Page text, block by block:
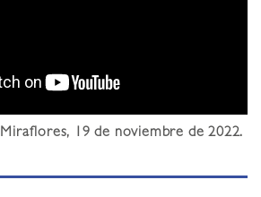
Miraflores, 19 de noviembre de 2022.